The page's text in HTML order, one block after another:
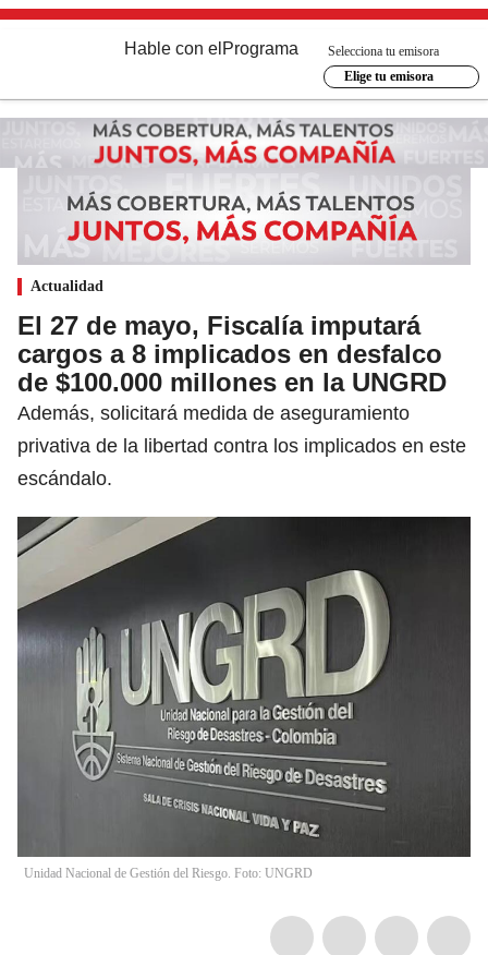
Hable con el Programa
Selecciona tu emisora
Elige tu emisora
Actualidad
El 27 de mayo, Fiscalía imputará
cargos a 8 implicados en desfalco
de $100.000 millones en la UNGRD
Además, solicitará medida de aseguramiento
privativa de la libertad contra los implicados en este
escándalo.
Unidad Nacional de Gestión del Riesgo. Foto: UNGRD